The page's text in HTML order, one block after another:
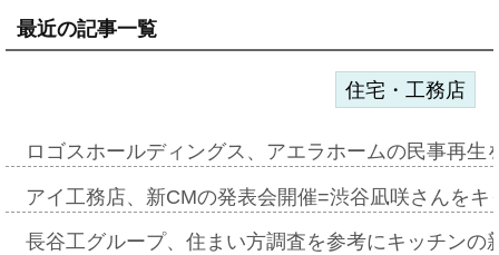
最近の記事一覧
住宅・工務店
ロゴスホールディングス、アエラホームの民事再
アイ工務店、新CMの発表会開催=渋谷凪咲さんを
長谷工グループ、住まい方調査を参考にキッチン